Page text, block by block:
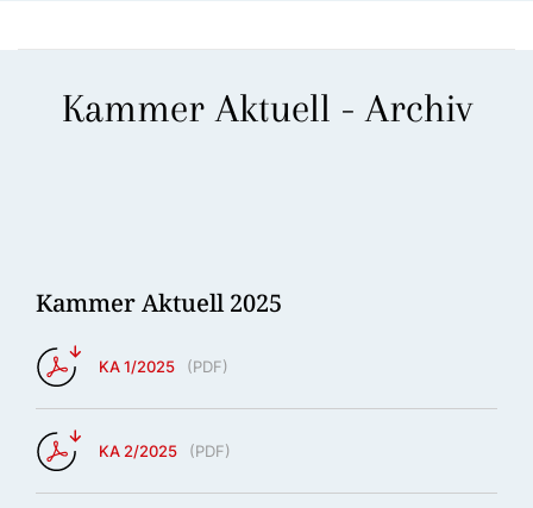
Kammer Aktuell - Archiv
Kammer Aktuell 2025
KA 1/2025 (PDF)
KA 2/2025 (PDF)